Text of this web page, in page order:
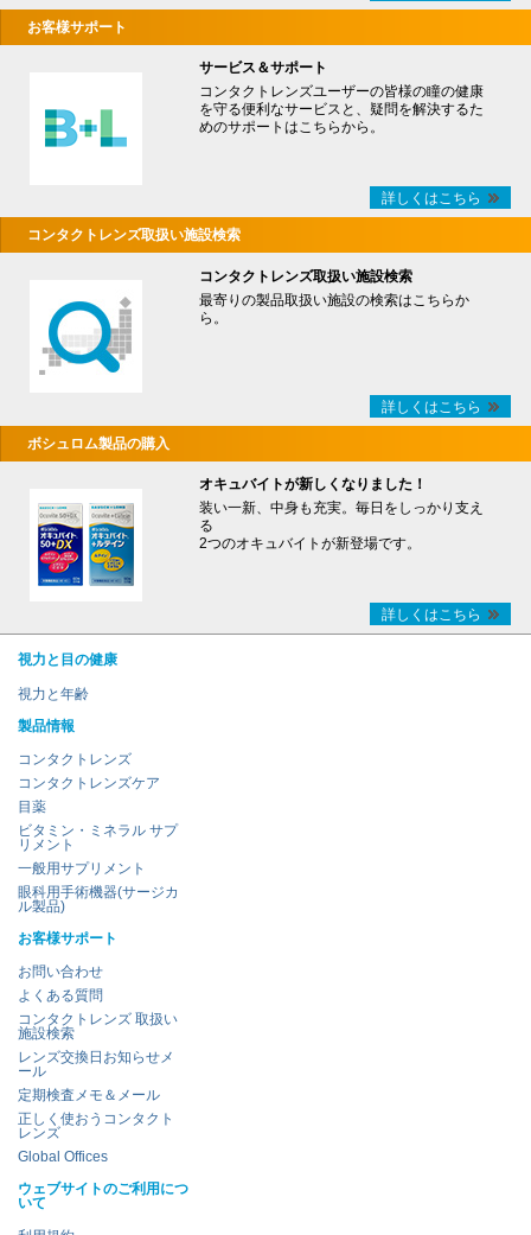
お客様サポート
サービス＆サポート
コンタクトレンズユーザーの皆様の瞳の健康
を守る便利なサービスと、疑問を解決するた
めのサポートはこちらから。
詳しくはこちら
コンタクトレンズ取扱い施設検索
コンタクトレンズ取扱い施設検索
最寄りの製品取扱い施設の検索はこちらか
ら。
詳しくはこちら
ボシュロム製品の購入
オキュバイトが新しくなりました！
装い一新、中身も充実。毎日をしっかり支え
る
2つのオキュバイトが新登場です。
詳しくはこちら
視力と目の健康
視力と年齢
製品情報
コンタクトレンズ
コンタクトレンズケア
目薬
ビタミン・ミネラル サプ
リメント
一般用サプリメント
眼科用手術機器(サージカ
ル製品)
お客様サポート
お問い合わせ
よくある質問
コンタクトレンズ 取扱い
施設検索
レンズ交換日お知らせメ
ール
定期検査メモ＆メール
正しく使おうコンタクト
レンズ
Global Offices
ウェブサイトのご利用につ
いて